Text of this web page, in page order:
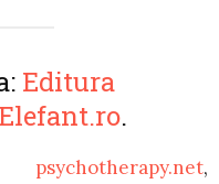
Editura
Elefant.ro.
psychotherapy.net,